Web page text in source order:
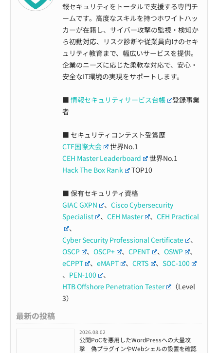
報セキュリティをトータルで支援する専門チ
ームです。高度なスキルを持つホワイトハッ
カーが在籍し、サイバー攻撃の監視・検知か
ら初動対応、リスク診断や従業員向けのセキ
ュリティ教育まで、幅広いサービスを提供。
企業のニーズに応じた柔軟な対応で、安心・
安全なIT環境の実現をサポートします。
■ 情報セキュリティサービス台帳
登録事業
者
■ セキュリティコンテスト受賞歴
CTF国際大会
世界No.1
CEH Master Leaderboard
世界No.1
Hack The Box Rank
TOP10
■ 保有セキュリティ資格
GIAC GXPN
、Cisco Cybersecurity
Specialist
、CEH Master 、CEH Practical
、
Cyber Security Professional Certificate
、
OSCP
、OSCP+ 、CPENT 、 OSWP
、
eCPPT
、eMAPT 、CRTS 、 SOC-100
、 PEN-100
、
HTB Offshore Penetration Tester
（Level
3）
最新の投稿
2026.08.02
公開PoCを悪用したWordPressへの大量攻
撃 偽プラグインやWebシェルの設置を確認